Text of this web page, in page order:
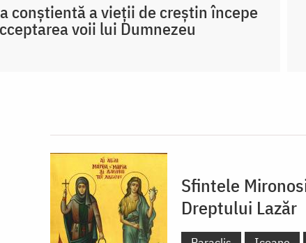
conștientă a vieții de creștin începe
voii lui Dumnezeu
Sfintele
Dreptului Lazăr